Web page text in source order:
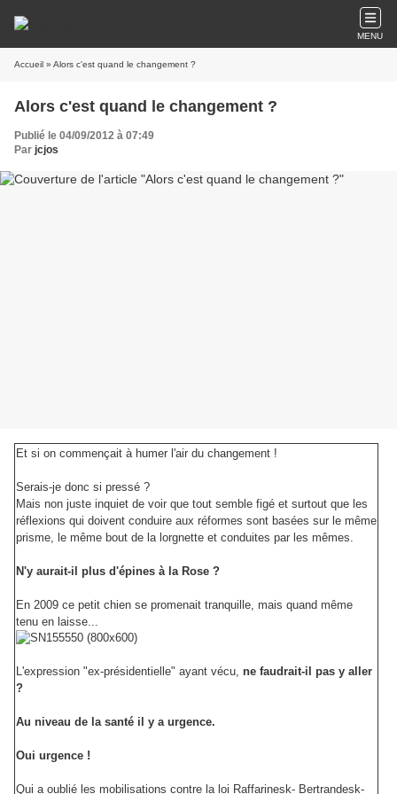
MENU
Accueil » Alors c'est quand le changement ?
Alors c'est quand le changement ?
Publié le 04/09/2012 à 07:49
Par jcjos
Et si on commençait à humer l'air du changement !
Serais-je donc si pressé ?
Mais non juste inquiet de voir que tout semble figé et surtout que les
réflexions qui doivent conduire aux réformes sont basées sur le même
prisme, le même bout de la lorgnette et conduites par les mêmes.
N'y aurait-il plus d'épines à la Rose ?
En 2009 ce petit chien se promenait tranquille, mais quand même
tenu en laisse...
L'expression "ex-présidentielle" ayant vécu, ne faudrait-il pas y aller
?
Au niveau de la santé il y a urgence.
Oui urgence !
Qui a oublié les mobilisations contre la loi Raffarinesk- Bertrandesk-